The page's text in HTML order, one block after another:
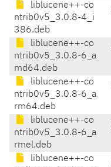
liblucene++-co
ntrib0v5_3.0.8-4_i
386.deb
liblucene++-co
ntrib0v5_3.0.8-6_a
md64.deb
liblucene++-co
ntrib0v5_3.0.8-6_a
rm64.deb
liblucene++-co
ntrib0v5_3.0.8-6_a
rmel.deb
liblucene++-co